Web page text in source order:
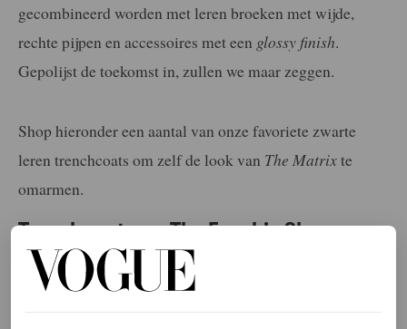
gecombineerd worden met leren broeken met wijde,
rechte pijpen en accessoires met een glossy finish.
Gepolijst de toekomst in, zullen we maar zeggen.
Shop hieronder een aantal van onze favoriete zwarte
leren trenchcoats om zelf de look van The Matrixte
omarmen.
Trenchcoat van The Frankie Shop